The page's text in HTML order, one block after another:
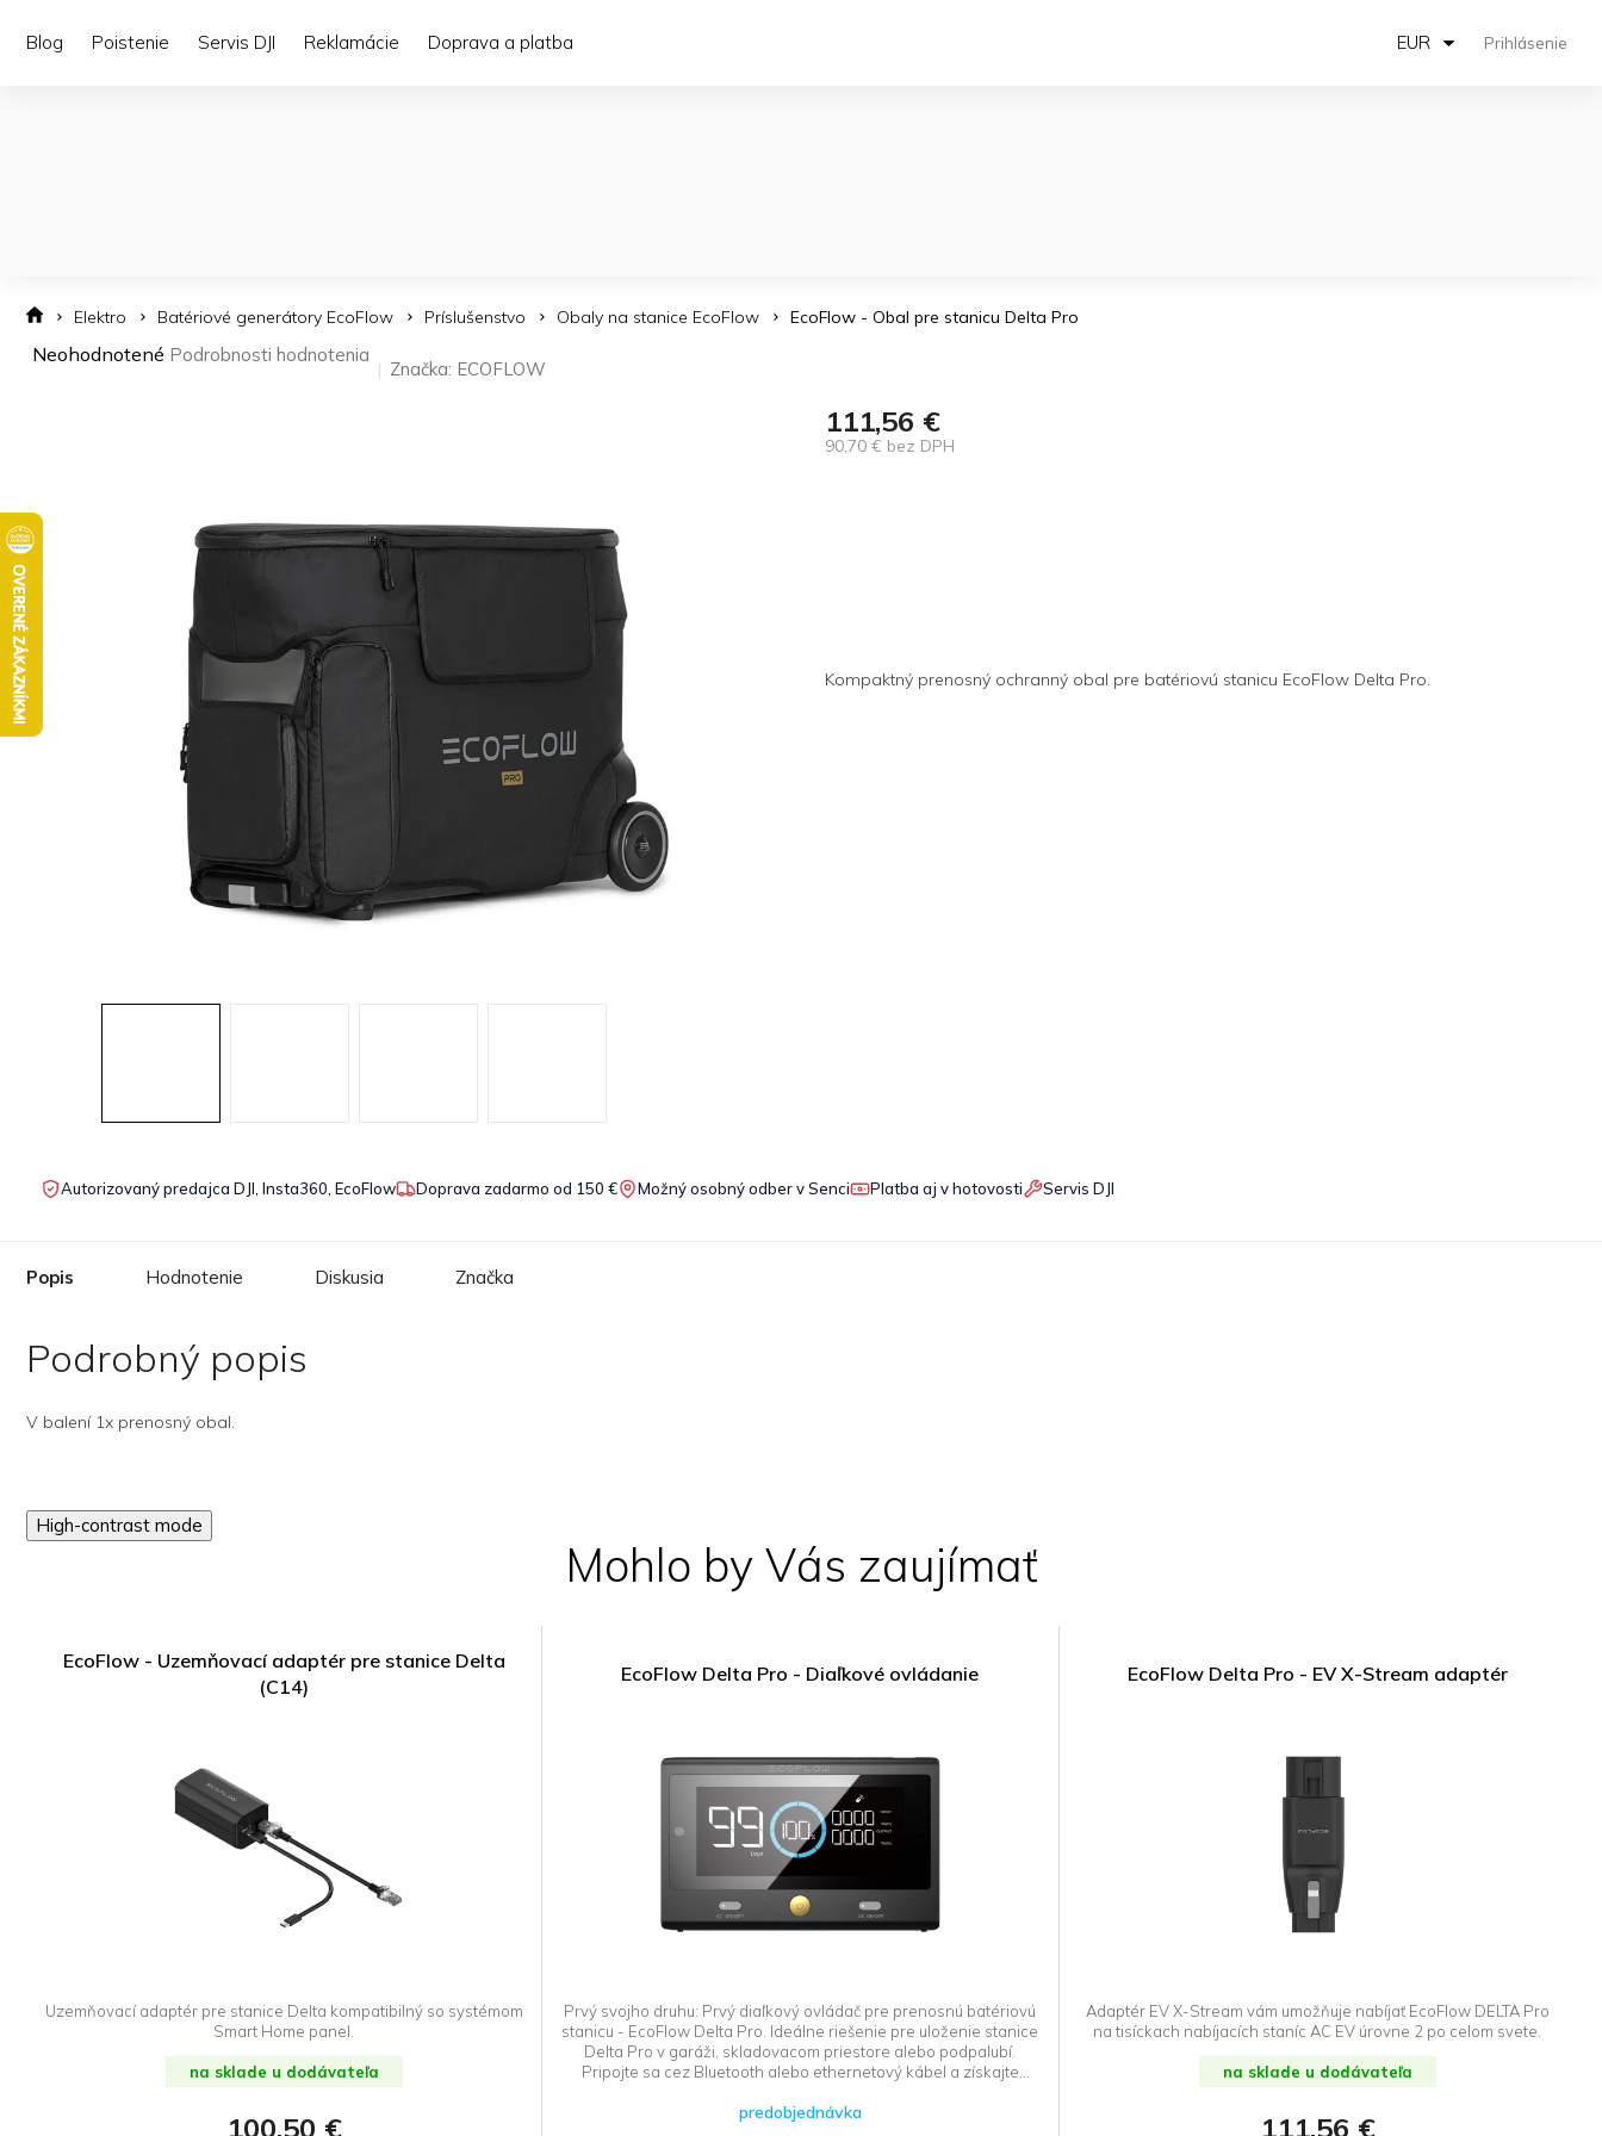
Blog Poistenie Servis DJI Reklamácie Doprava a platba EUR Prihlásenie
Elektro Batériové generátory EcoFlow Príslušenstvo Obaly na stanice EcoFlow EcoFlow - Obal pre stanicu Delta Pro
Priemerné
Neohodnotené Podrobnosti hodnotenia
Značka: ECOFLOW
111,56 €
90,70 € bez DPH
Kompaktný prenosný ochranný obal pre batériovú stanicu EcoFlow Delta Pro.
Autorizovaný predajca DJI, Insta360, EcoFlow Doprava zadarmo od 150 € Možný osobný odber v Senci Platba aj v hotovosti Servis DJI
Popis Hodnotenie Diskusia Značka
Podrobný popis
V balení 1x prenosný obal.
High-contrast mode
Mohlo by Vás zaujímať
EcoFlow - Uzemňovací adaptér pre stanice Delta
(C14)
Uzemňovací adaptér pre stanice Delta kompatibilný so systémom
Smart Home panel.
na sklade u dodávateľa
100,50 €
EcoFlow Delta Pro - Diaľkové ovládanie
Prvý svojho druhu: Prvý diaľkový ovládač pre prenosnú batériovú
stanicu - EcoFlow Delta Pro. Ideálne riešenie pre uloženie stanice
Delta Pro v garáži, skladovacom priestore alebo podpalubí.
Pripojte sa cez Bluetooth alebo ethernetový kábel a získajte
predobjednávka
EcoFlow Delta Pro - EV X-Stream adaptér
Adaptér EV X-Stream vám umožňuje nabíjať EcoFlow DELTA Pro
na tisíckach nabíjacích staníc AC EV úrovne 2 po celom svete.
na sklade u dodávateľa
111,56 €